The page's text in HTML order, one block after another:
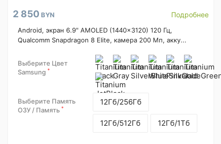
2 850 BYN Подробнее
Android, экран 6.9" AMOLED (1440x3120) 120 Гц,
Qualcomm Snapdragon 8 Elite, камера 200 Мп, акку...
Выберите Цвет
Samsung *
Выберите Память
ОЗУ / Память *
12Гб/256Гб
12Гб/512Гб 12Гб/1Тб